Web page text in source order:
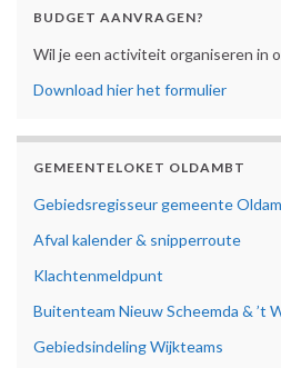
BUDGET AANVRAGEN?
Wil je een activiteit organiseren in
Download hier het formulier
GEMEENTELOKET OLDAMBT
Gebiedsregisseur gemeente
Afval kalender & snipperroute
Klachtenmeldpunt
Buitenteam Nieuw Scheemda & ’t
Gebiedsindeling Wijkteams